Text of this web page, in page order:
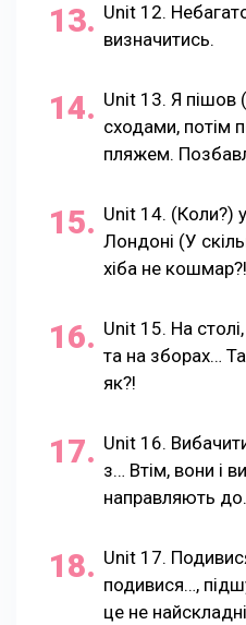
Unit 12.
визначитись.
Unit 13. Я пішов
сходами, потім
пляжем.
Unit 14. (Коли?)
Лондоні (У
хіба не кошмар?!
Unit 15. На
та на зборах…
як?!
Unit 16.
з… Втім, вони і
направляють
Unit 17.
подивися…,
це не